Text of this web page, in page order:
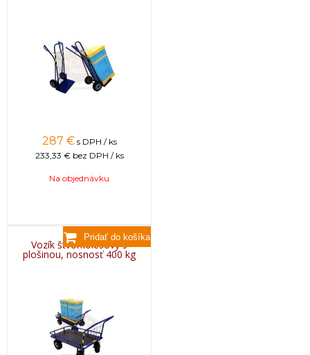
287 € s DPH / ks
233,33 € bez DPH / ks
Na objednávku
Vozík štvorkolesový s
plošinou, nosnosť 400 kg